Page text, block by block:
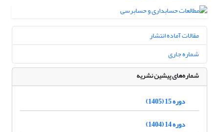
مقالات آماده انتشار
شماره جاری
شماره‌های پیشین نشریه
دوره 15 (1405)
دوره 14 (1404)